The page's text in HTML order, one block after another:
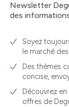
Newsletter
des
Soyez
le marché
Des thèmes
concise,
Découvrez
offres de